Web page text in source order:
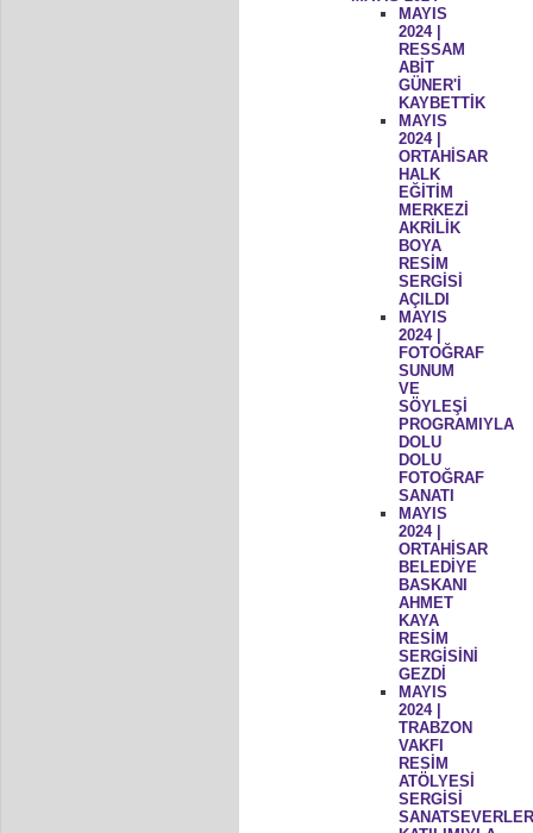
MAYIS
2024 |
RESSAM
ABİT
GÜNER'İ
KAYBETTİK
MAYIS
2024 |
ORTAHİSAR
HALK
EĞİTİM
MERKEZİ
AKRİLİK
BOYA
RESİM
SERGİSİ
AÇILDI
MAYIS
2024 |
FOTOĞRAF
SUNUM
VE
SÖYLEŞİ
PROGRAMIYLA
DOLU
DOLU
FOTOĞRAF
SANATI
MAYIS
2024 |
ORTAHİSAR
BELEDİYE
BASKANI
AHMET
KAYA
RESİM
SERGİSİNİ
GEZDİ
MAYIS
2024 |
TRABZON
VAKFI
RESİM
ATÖLYESİ
SERGİSİ